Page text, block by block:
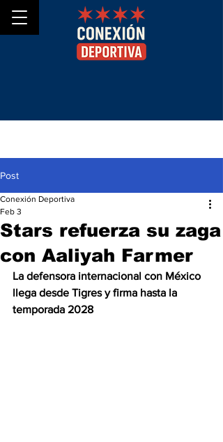
Post
Stars refuerza su zaga
con Aaliyah Farmer
Conexión Deportiva
Feb 3
La defensora internacional con México
llega desde Tigres y firma hasta la
temporada 2028